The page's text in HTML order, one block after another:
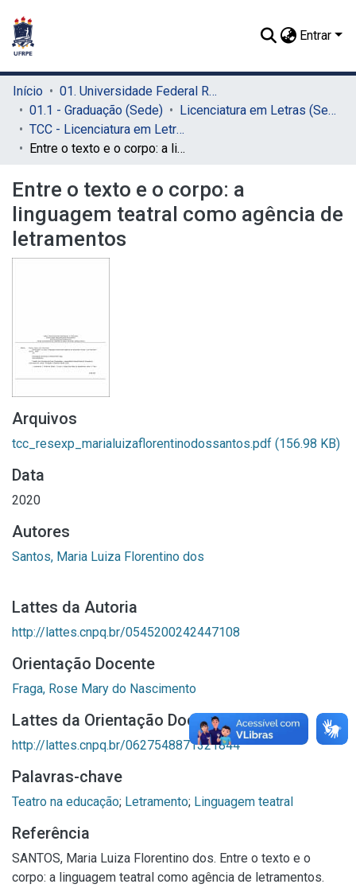
Entrar
Início
01. Universidade Federal Rural de Pernambuco - UFRPE (Sede)
01.1 - Graduação (Sede)
Licenciatura em Letras (Sede)
TCC - Licenciatura em Letras (Sede)
Entre o texto e o corpo: a linguagem teatral como agência de letramentos
Entre o texto e o corpo: a
linguagem teatral como agência de
letramentos
Arquivos
tcc_resexp_marialuizaflorentinodossantos.pdf (156.98 KB)
Data
2020
Autores
Santos, Maria Luiza Florentino dos
Lattes da Autoria
http://lattes.cnpq.br/0545200242447108
Orientação Docente
Fraga, Rose Mary do Nascimento
Lattes da Orientação Docente
http://lattes.cnpq.br/0627548871321844
Palavras-chave
Teatro na educação; Letramento; Linguagem teatral
Referência
SANTOS, Maria Luiza Florentino dos. Entre o texto e o
corpo: a linguagem teatral como agência de letramentos.